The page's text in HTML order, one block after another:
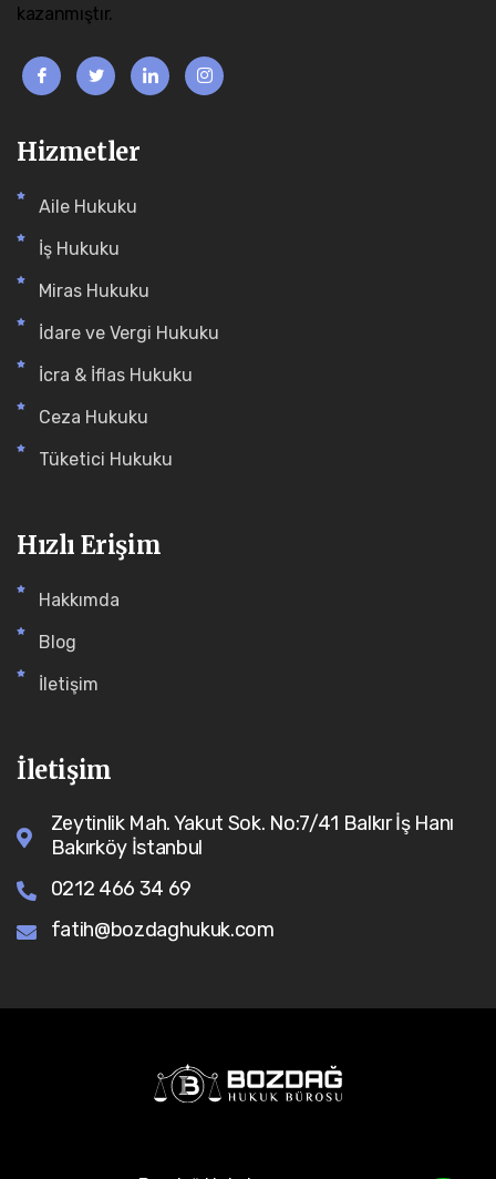
kazanmıştır.
Hizmetler
Aile Hukuku
İş Hukuku
Miras Hukuku
İdare ve Vergi Hukuku
İcra & İflas Hukuku
Ceza Hukuku
Tüketici Hukuku
Hızlı Erişim
Hakkımda
Blog
İletişim
İletişim
Zeytinlik Mah. Yakut Sok. No:7/41 Balkır İş Hanı
Bakırköy İstanbul
0212 466 34 69
fatih@bozdaghukuk.com